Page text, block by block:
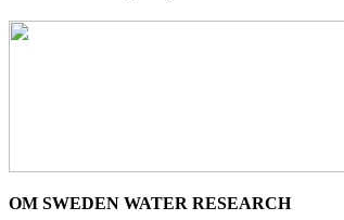
OM SWEDEN WATER RESEARCH